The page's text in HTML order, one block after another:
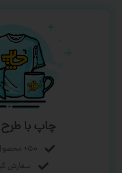
چاپ با
۵۰+ محصول قابل چاپ
سفارش